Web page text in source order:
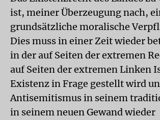
ist, meiner Überzeugung nach,
grundsätzliche moralische
Dies muss in einer Zeit wieder
in der auf Seiten der extremen
auf Seiten der extremen Linken
Existenz in Frage gestellt wird
Antisemitismus in seinem
in seinem neuen Gewand wieder